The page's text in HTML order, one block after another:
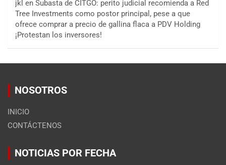
jkl en Subasta de CITGO: perito judicial recomienda a Red
Tree Investments como postor principal, pese a que
ofrece comprar a precio de gallina flaca a PDV Holding
¡Protestan los inversores!
NOSOTROS
INICIO
CONTÁCTENOS
NOTICIAS POR FECHA